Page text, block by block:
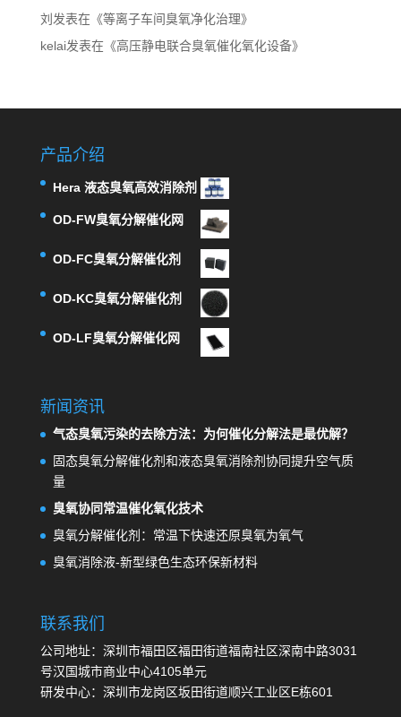
刘 发表在《等离子车间臭氧净化治理》
kelai发表在《高压静电联合臭氧催化氧化设备》
产品介绍
Hera 液态臭氧高效消除剂
OD-FW臭氧分解催化网
OD-FC臭氧分解催化剂
OD-KC臭氧分解催化剂
OD-LF臭氧分解催化网
新闻资讯
气态臭氧污染的去除方法：为何催化分解法是最优解？
固态臭氧分解催化剂和液态臭氧消除剂协同提升空气质
量
臭氧协同常温催化氧化技术
臭氧分解催化剂：常温下快速还原臭氧为氧气
臭氧消除液-新型绿色生态环保新材料
联系我们
公司地址：深圳市福田区福田街道福南社区深南中路3031
号汉国城市商业中心4105单元
研发中心：深圳市龙岗区坂田街道顺兴工业区E栋601